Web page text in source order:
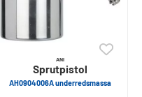
ANI
Sprutpistol
AH0904006A underredsmassa